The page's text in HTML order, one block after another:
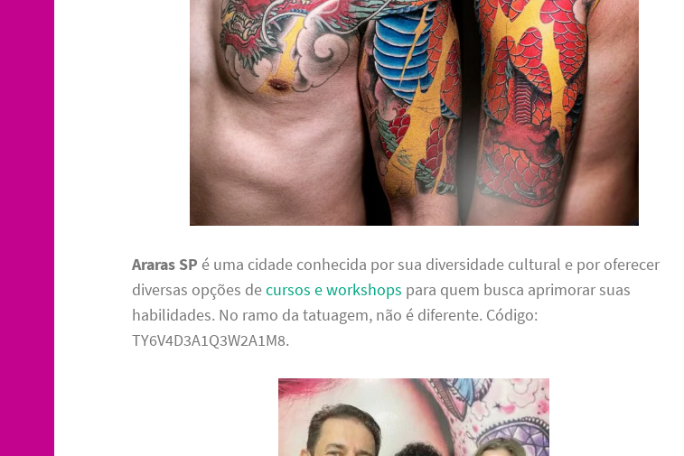
Araras SP é uma cidade conhecida por sua diversidade cultural e por oferecer
diversas opções decursos e workshops para quem busca aprimorar suas
habilidades. No ramo da tatuagem, não é diferente. Código:
TY6V4D3A1Q3W2A1M8.